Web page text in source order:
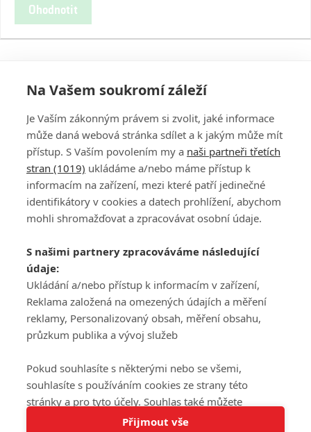
Tato stránka používá soubory cookies.
Ohodnotit
PŘIHLÁSIT
REGISTROVAT
DISKUZE
Šéfredaktorkou webu jePetr Slavík, e-mailserialy@fandimefilmu.cz
Máte-li zájem o inzerci na našem webu napište nám na e-mail
studio@koncal.com
Ochrana osobních údajů|Zásady používání cookies |Pravidla webu
Upravit nastavení soukromí
© 2016 – 2026 FandimeSerialum.cz / All rights reserved /
Na Vašem soukromí záleží
Je Vaším zákonným právem si zvolit, jaké informace
může daná webová stránka sdílet a k jakým může mít
přístup. S Vaším povolením my a naši partneři třetích
stran (1019) ukládáme a/nebo máme přístup k
informacím na zařízení, mezi které patří jedinečné
identifikátory v cookies a datech prohlížení, abychom
mohli shromažďovat a zpracovávat osobní údaje.
S našimi partnery zpracováváme následující
údaje:
Ukládání a/nebo přístup k informacím v zařízení,
Reklama založená na omezených údajích a měření
reklamy, Personalizovaný obsah, měření obsahu,
průzkum publika a vývoj služeb
Pokud souhlasíte s některými nebo se všemi,
souhlasíte s používáním cookies ze strany této
stránky a pro tyto účely. Souhlas také můžete
odmítnout, ale v takovém případě vám na stránce
Přijmout vše